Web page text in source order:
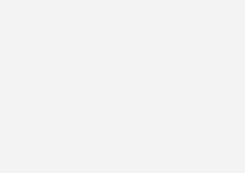
der
und
in Vollzeit), die mindestens